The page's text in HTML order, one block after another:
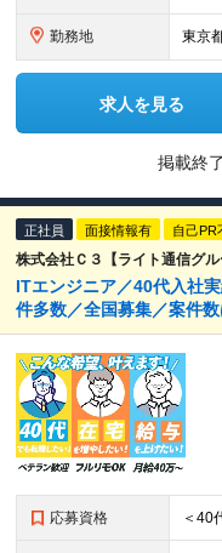
勤務地
求人を見る
掲載終
正社員 面接情報有 自己PR
株式会社Ｃ３【ライト通信グル
ITエンジニア／40代入社
件多数／全国募集／案件
応募資格